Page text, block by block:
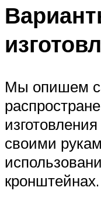
Мы опишем
своими
кронштейнах.